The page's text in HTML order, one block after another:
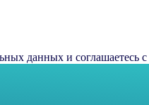
данных и соглашаетесь c